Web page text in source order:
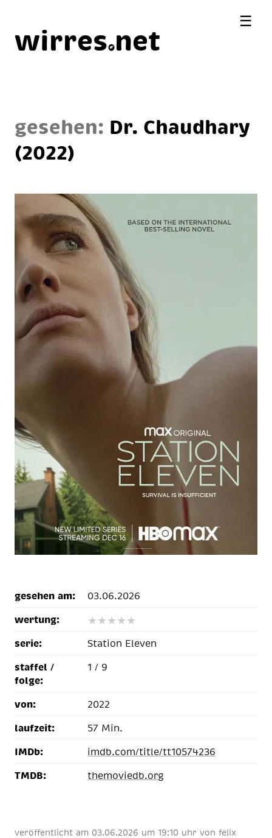
wirres net
gesehen: Dr. Chaudhary
(2022)
gesehen am: 03.06.2026
wertung: ★ ★ ★ ★ ★
serie: Station Eleven
staffel /
folge:
1 / 9
von: 2022
laufzeit: 57 Min.
IMDb: imdb.com/title/tt10574236
TMDB: themoviedb.org
veröffentlicht am 03 06 2026 um 19:10 uhr von felix
☰